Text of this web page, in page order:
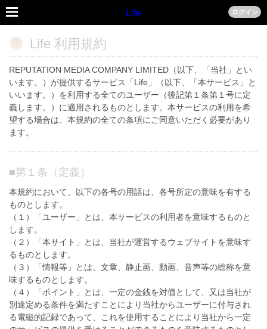
Life ログイン
Life 利用規約
REPUTATION MEDIA COMPANY LIMITED（以下、「当社」とい
います。）が提供するサービス「Life」（以下、「本サービス」と
いいます。）を利用する全てのユーザー（後記第１条第１号に定
義します。）に適用されるものとします。本サービスの利用を希
望する場合は、本規約の全ての条項にご同意いただく必要があり
ます。
■第１条（定義）
本規約において、以下の各号の用語は、各号所定の意味を有する
ものとします。
（１）「ユーザー」とは、本サービスの利用者を意味するものと
します。
（２）「本サイト」とは、当社が運営するウェブサイトを意味す
るものとします。
（３）「情報等」とは、文章、静止画、動画、音声等の総称を意
味するものとします。
（４）「ポイント」とは、一定の金銭を対価として、又は当社が
別途定める条件を満たすことにより当社からユーザーに付与され
る電磁的記録であって、これを使用することにより当社から一定